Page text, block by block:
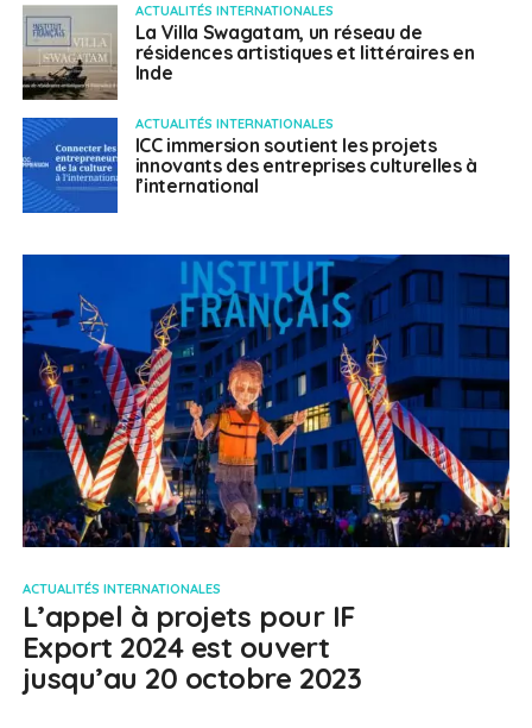
ACTUALITÉS INTERNATIONALES
La Villa Swagatam, un réseau de
résidences artistiques et littéraires en
Inde
ACTUALITÉS INTERNATIONALES
ICC immersion soutient les projets
innovants des entreprises culturelles à
l’international
ACTUALITÉS INTERNATIONALES
L’appel à projets pour IF
Export 2024 est ouvert
jusqu’au 20 octobre 2023